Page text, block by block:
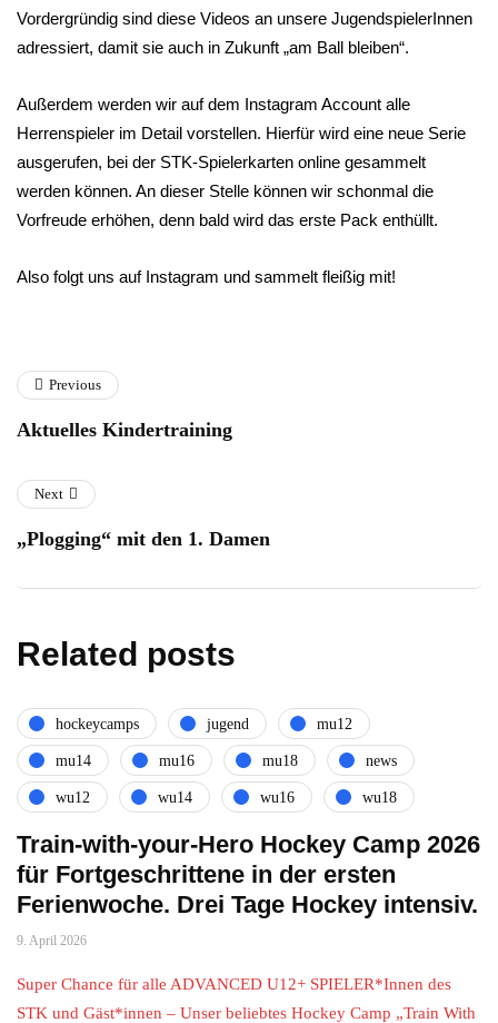
Vordergründig sind diese Videos an unsere JugendspielerInnen
adressiert, damit sie auch in Zukunft „am Ball bleiben“.
Außerdem werden wir auf dem Instagram Account alle
Herrenspieler im Detail vorstellen. Hierfür wird eine neue Serie
ausgerufen, bei der STK-Spielerkarten online gesammelt
werden können. An dieser Stelle können wir schonmal die
Vorfreude erhöhen, denn bald wird das erste Pack enthüllt.
Also folgt uns auf Instagram und sammelt fleißig mit!
Previous
Aktuelles Kindertraining
Next
„Plogging“ mit den 1. Damen
Related posts
hockeycamps jugend mu12
mu14 mu16 mu18 news
wu12 wu14 wu16 wu18
Train-with-your-Hero Hockey Camp 2026
für Fortgeschrittene in der ersten
Ferienwoche. Drei Tage Hockey intensiv.
9. April 2026
Super Chance für alle ADVANCED U12+ SPIELER*Innen des
STK und Gäst*innen – Unser beliebtes Hockey Camp „Train With